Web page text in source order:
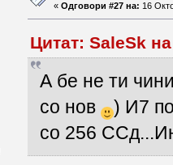
« Одговори #27 на: 16
Цитат: SaleSk
А бе не ти
со нов
) И7
со 256